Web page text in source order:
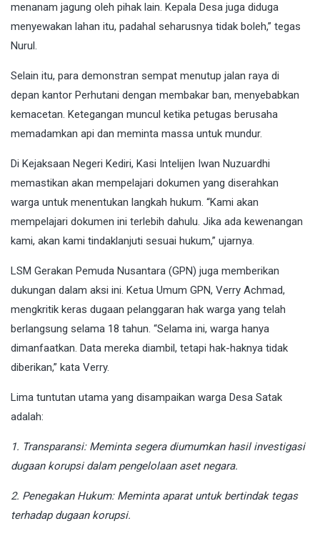
menanam jagung oleh pihak lain. Kepala Desa juga diduga
menyewakan lahan itu, padahal seharusnya tidak boleh,” tegas
Nurul.
Selain itu, para demonstran sempat menutup jalan raya di
depan kantor Perhutani dengan membakar ban, menyebabkan
kemacetan. Ketegangan muncul ketika petugas berusaha
memadamkan api dan meminta massa untuk mundur.
Di Kejaksaan Negeri Kediri, Kasi Intelijen Iwan Nuzuardhi
memastikan akan mempelajari dokumen yang diserahkan
warga untuk menentukan langkah hukum. “Kami akan
mempelajari dokumen ini terlebih dahulu. Jika ada kewenangan
kami, akan kami tindaklanjuti sesuai hukum,” ujarnya.
LSM Gerakan Pemuda Nusantara (GPN) juga memberikan
dukungan dalam aksi ini. Ketua Umum GPN, Verry Achmad,
mengkritik keras dugaan pelanggaran hak warga yang telah
berlangsung selama 18 tahun. “Selama ini, warga hanya
dimanfaatkan. Data mereka diambil, tetapi hak-haknya tidak
diberikan,” kata Verry.
Lima tuntutan utama yang disampaikan warga Desa Satak
adalah:
1. Transparansi: Meminta segera diumumkan hasil investigasi
dugaan korupsi dalam pengelolaan aset negara.
2. Penegakan Hukum: Meminta aparat untuk bertindak tegas
terhadap dugaan korupsi.